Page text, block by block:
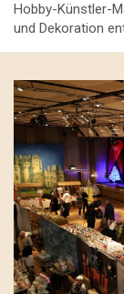
Hobby-Künstler-
und Dekoration